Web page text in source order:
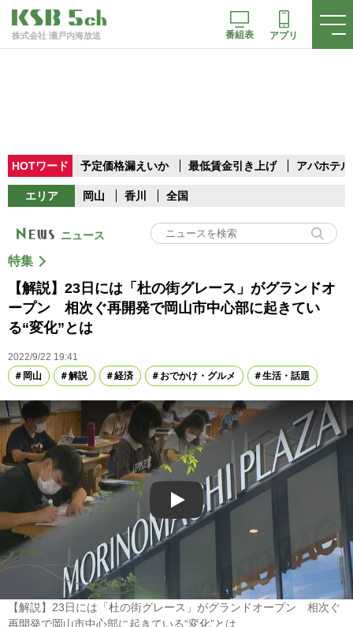
株式会社 瀬戸内海放送 番組表 アプリ
HOTワード 予定価格漏えいか 最低賃金引き上げ アパホテル
エリア 岡山 香川 全国
ニュース
特集
【解説】23日には「杜の街グレース」がグランドオ
ープン 相次ぐ再開発で岡山市中心部に起きてい
る“変化”とは
2022/9/22 19:41
岡山
解説 経済 おでかけ・グルメ 生活・話題
Play
【解説】23日には「杜の街グレース」がグランドオープン 相次ぐ
再開発で岡山市中心部に起きている“変化”とは